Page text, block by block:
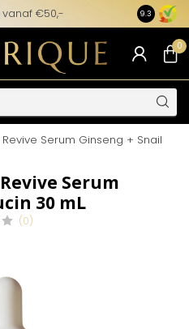
€50,- 9.3
0
Serum Ginseng + Snail
Serum
30 mL
(0)